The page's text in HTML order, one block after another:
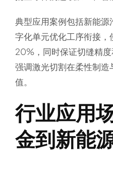
典型应用案例包括新能
字化单元优化工序衔接，
20%，同时保证切缝精
强调激光切割在柔性制
值。
行业应用
金到新能